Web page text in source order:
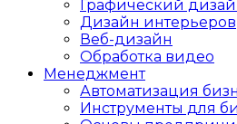
Графический
Дизайн интерьеров
Веб-дизайн
Обработка видео
Менеджмент
Автоматизация
Инструменты для